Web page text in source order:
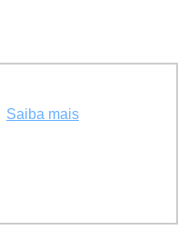
Saiba mais